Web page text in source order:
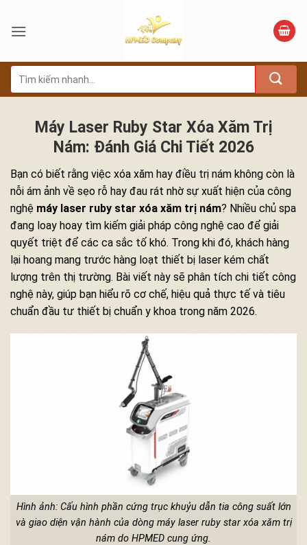
qua
dung
Tìm
kiếm:
Máy Laser Ruby Star Xóa Xăm Trị
Nám: Đánh Giá Chi Tiết 2026
Bạn có biết rằng việc xóa xăm hay điều trị nám không còn là
nỗi ám ảnh về sẹo rỗ hay đau rát nhờ sự xuất hiện của công
nghệ máy laser ruby star xóa xăm trị nám? Nhiều chủ spa
đang loay hoay tìm kiếm giải pháp công nghệ cao để giải
quyết triệt để các ca sắc tố khó. Trong khi đó, khách hàng
lại hoang mang trước hàng loạt thiết bị laser kém chất
lượng trên thị trường. Bài viết này sẽ phân tích chi tiết công
nghệ này, giúp bạn hiểu rõ cơ chế, hiệu quả thực tế và tiêu
chuẩn đầu tư thiết bị chuẩn y khoa trong năm 2026.
Hình ảnh: Cấu hình phần cứng trục khuỷu dẫn tia công suất lớn
và giao diện vận hành của dòng máy laser ruby star xóa xăm trị
nám do HPMED cung ứng.